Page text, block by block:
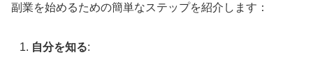
副業を始めるための簡単なステップを紹介します：
自分を知る: